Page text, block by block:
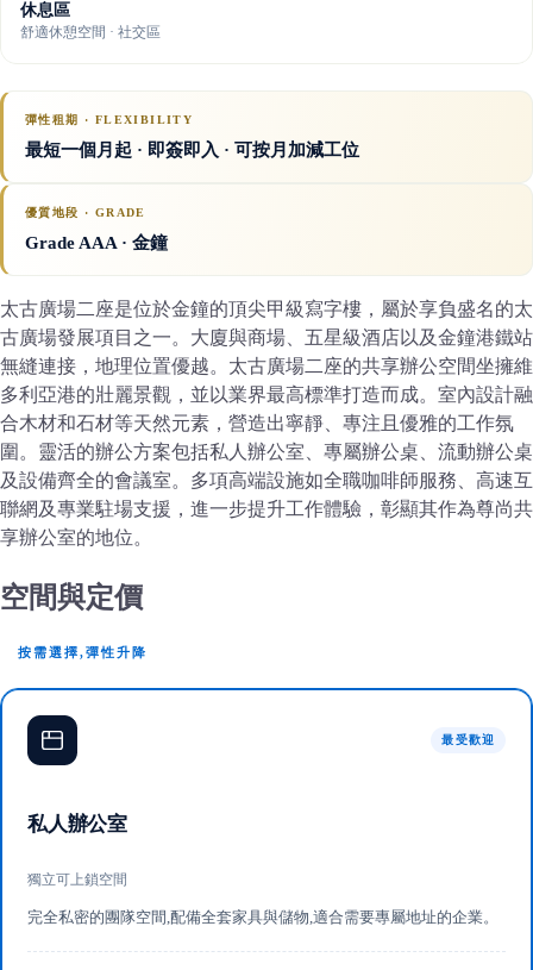
休息區
舒適休憩空間 · 社交區
彈性租期 · FLEXIBILITY
最短一個月起 · 即簽即入 · 可按月加減工位
優質地段 · GRADE
Grade AAA· 金鐘
太古廣場二座是位於金鐘的頂尖甲級寫字樓，屬於享負盛名的太
古廣場發展項目之一。大廈與商場、五星級酒店以及金鐘港鐵站
無縫連接，地理位置優越。太古廣場二座的共享辦公空間坐擁維
多利亞港的壯麗景觀，並以業界最高標準打造而成。室內設計融
合木材和石材等天然元素，營造出寧靜、專注且優雅的工作氛
圍。靈活的辦公方案包括私人辦公室、專屬辦公桌、流動辦公桌
及設備齊全的會議室。多項高端設施如全職咖啡師服務、高速互
聯網及專業駐場支援，進一步提升工作體驗，彰顯其作為尊尚共
享辦公室的地位。
空間與定價
按需選擇,彈性升降
最受歡迎
私人辦公室
獨立可上鎖空間
完全私密的團隊空間,配備全套家具與儲物,適合需要專屬地址的企業。